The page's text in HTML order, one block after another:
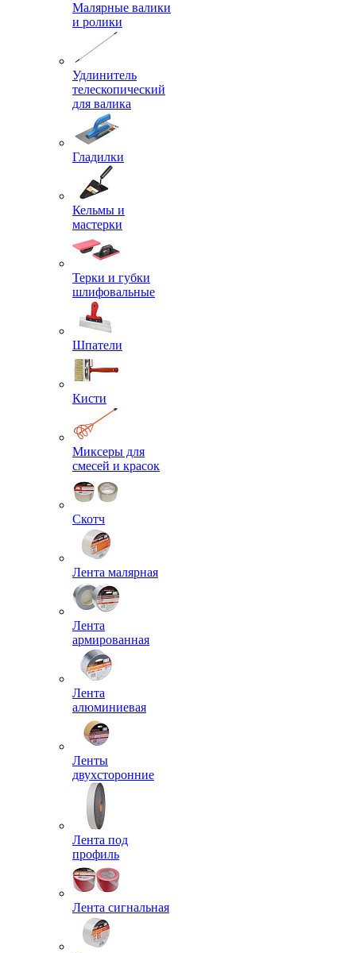
Малярные валики
и ролики
Удлинитель
телескопический
для валика
Гладилки
Кельмы и
мастерки
Терки и губки
шлифовальные
Шпатели
Кисти
Миксеры для
смесей и красок
Скотч
Лента малярная
Лента
армированная
Лента
алюминиевая
Ленты
двухсторонние
Лента под
профиль
Лента сигнальная